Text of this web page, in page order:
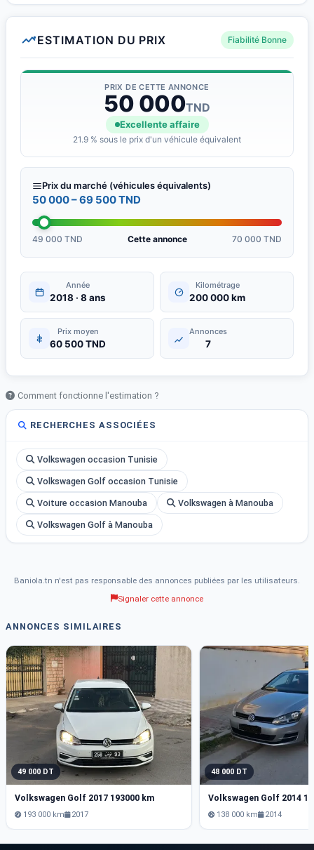
ESTIMATION DU PRIX Fiabilité Bonne
PRIX DE CETTE ANNONCE
50 000TND
Excellente affaire
21.9 % sous le prix d'un véhicule équivalent
Prix du marché (véhicules équivalents)
50 000 – 69 500 TND
49 000 TND Cette annonce 70 000 TND
Année
2018 · 8 ans
Kilométrage
200 000 km
Prix moyen
60 500 TND
Annonces
7
Comment fonctionne l'estimation ?
RECHERCHES ASSOCIÉES
Volkswagen occasion Tunisie
Volkswagen Golf occasion Tunisie
Voiture occasion Manouba Volkswagen à Manouba
Volkswagen Golf à Manouba
Baniola.tn n'est pas responsable des annonces publiées par les utilisateurs.
Signaler cette annonce
ANNONCES SIMILAIRES
49 000 DT
Volkswagen Golf 2017 193000 km
193 000 km 2017
48 000 DT
Volkswagen Golf 2014
138 000 km 2014